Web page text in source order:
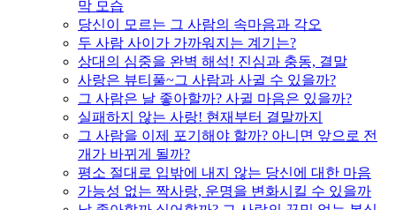
막 모습
당신이 모르는 그 사람의 속마음과 각오
두 사람 사이가 가까워지는 계기는?
상대의 심중을 완벽 해석! 진심과 충동, 결말
사랑은 뷰티풀~그 사람과 사귈 수 있을까?
그 사람은 날 좋아할까? 사귈 마음은 있을까?
실패하지 않는 사랑! 현재부터 결말까지
그 사람을 이제 포기해야 할까? 아니면 앞으로 전
개가 바뀌게 될까?
평소 절대로 입밖에 내지 않는 당신에 대한 마음
가능성 없는 짝사랑, 운명을 변화시킬 수 있을까